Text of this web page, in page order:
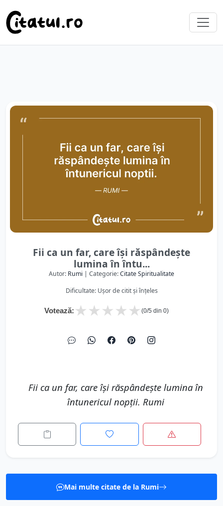
Fii ca un far, care își răspândește
lumina în întu...
Autor: Rumi | Categorie:Citate Spiritualitate
Dificultate: Ușor de citit și înțeles
Votează: ★
★
★
★
★ (0/5 din 0)
Fii ca un far, care își răspândește lumina în
întunericul nopții. Rumi
Mai multe citate de la Rumi